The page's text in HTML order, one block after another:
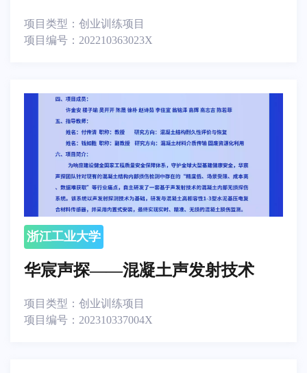
项目类型： 创业训练项目
项目编号： 202210363023X
浙江工业大学
华宸声探——混凝土声发射技术
项目类型： 创业训练项目
项目编号： 202310337004X